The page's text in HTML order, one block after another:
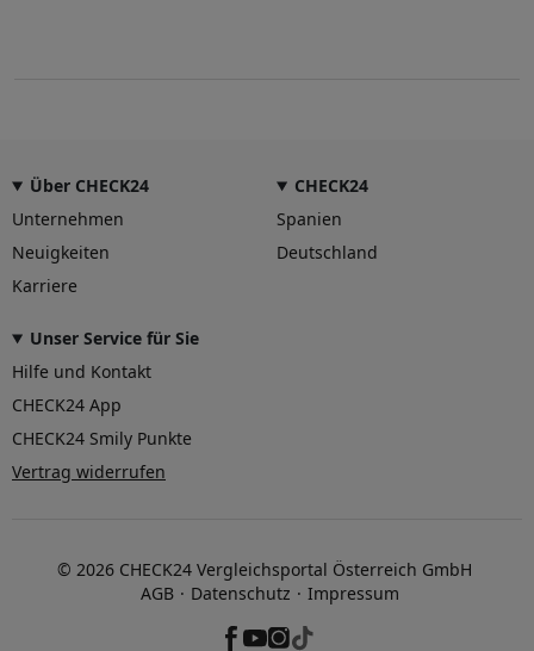
Über CHECK24
Unternehmen
Neuigkeiten
Karriere
CHECK24
Spanien
Deutschland
Unser Service für Sie
Hilfe und Kontakt
CHECK24 App
CHECK24 Smily Punkte
Vertrag widerrufen
© 2026 CHECK24 Vergleichsportal Österreich GmbH
AGB
Datenschutz Impressum